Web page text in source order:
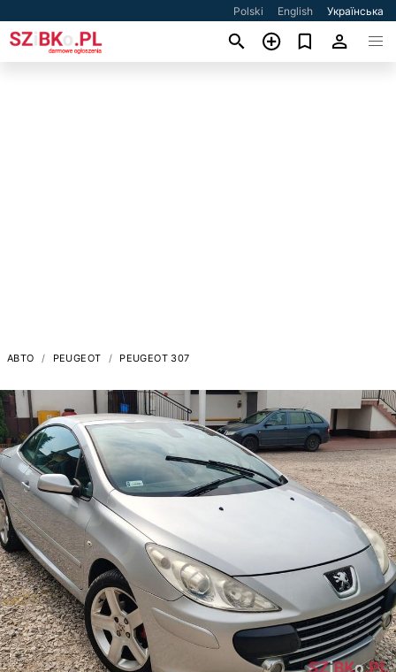
Polski English Українська
АВТО PEUGEOT PEUGEOT 307